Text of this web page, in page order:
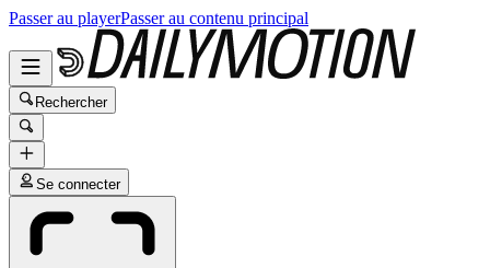
Passer au playerPasser au contenu principal
Rechercher
Se connecter